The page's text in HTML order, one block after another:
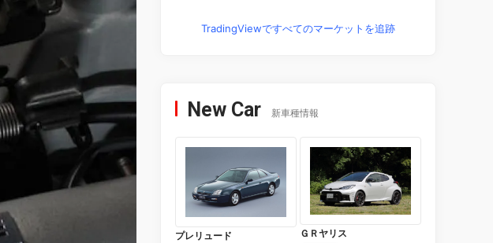
TradingViewですべてのマーケットを追跡
New Car 新車種情報
プレリュード ＧＲヤリス